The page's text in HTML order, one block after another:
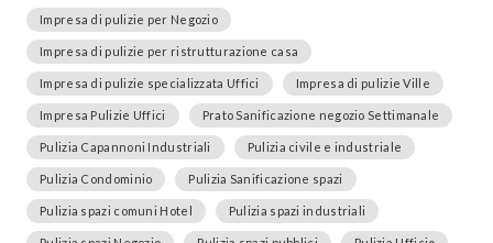
Impresa di pulizie per Negozio
Impresa di pulizie per ristrutturazione casa
Impresa di pulizie specializzata Uffici Impresa di pulizie Ville
Impresa Pulizie Uffici Prato Sanificazione negozio Settimanale
Pulizia Capannoni Industriali Pulizia civile e industriale
Pulizia Condominio Pulizia Sanificazione spazi
Pulizia spazi comuni Hotel Pulizia spazi industriali